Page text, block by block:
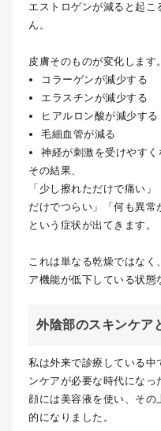
エストロゲンが減ると起
ん。
皮膚そのものが変化します。
コラーゲンが減少する
エラスチンが減少する
ヒアルロン酸が減少する
毛細血管が減る
神経が刺激を受けやすく
その結果、
「少し擦れただけで痛い
だけでつらい」「何も異常
という症状が出てきます。
これは単なる乾燥ではなく
ア機能が低下している状態
外陰部のスキンケア
私は外来で診療している中
ンケアが必要な時代になっ
顔には美容液を使い、そ
的になりました。